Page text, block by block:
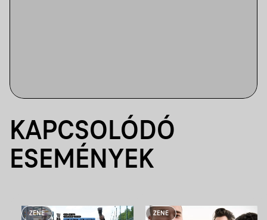
KAPCSOLÓDÓ
ESEMÉNYEK
ZENE ZENE